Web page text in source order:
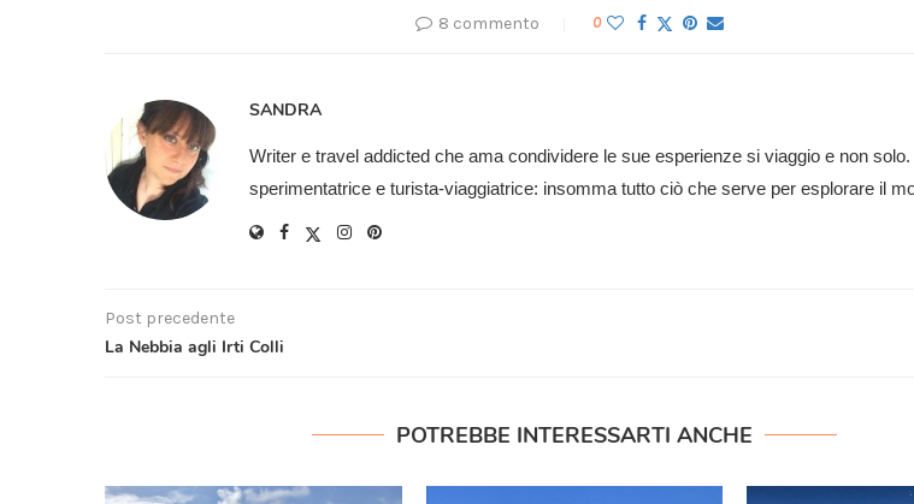
8 commento 0
SANDRA
Writer e travel addicted che ama condividere le sue esperienze si viaggio e non
sperimentatrice e turista-viaggiatrice: insomma tutto ciò che serve per esplorare il
Post precedente
La Nebbia agli Irti Colli
POTREBBE INTERESSARTI ANCHE